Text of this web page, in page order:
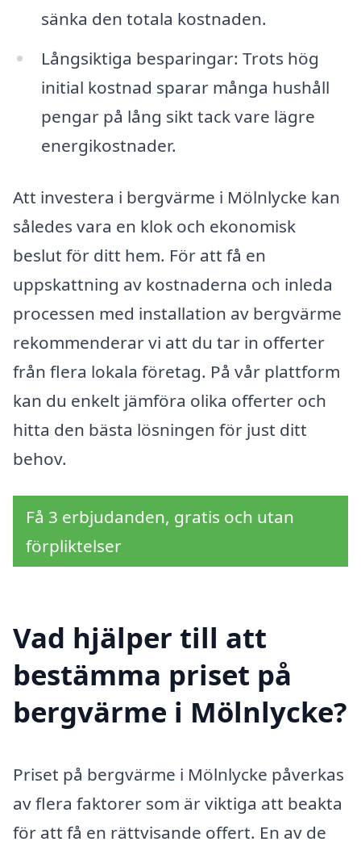
sänka den totala kostnaden.
Långsiktiga besparingar: Trots hög
initial kostnad sparar många hushåll
pengar på lång sikt tack vare lägre
energikostnader.
Att investera i bergvärme i Mölnlycke kan
således vara en klok och ekonomisk
beslut för ditt hem. För att få en
uppskattning av kostnaderna och inleda
processen med installation av bergvärme
rekommenderar vi att du tar in offerter
från flera lokala företag. På vår plattform
kan du enkelt jämföra olika offerter och
hitta den bästa lösningen för just ditt
behov.
Få 3 erbjudanden, gratis och utan
förpliktelser
Vad hjälper till att
bestämma priset på
bergvärme i Mölnlycke?
Priset på bergvärme i Mölnlycke påverkas
av flera faktorer som är viktiga att beakta
för att få en rättvisande offert. En av de